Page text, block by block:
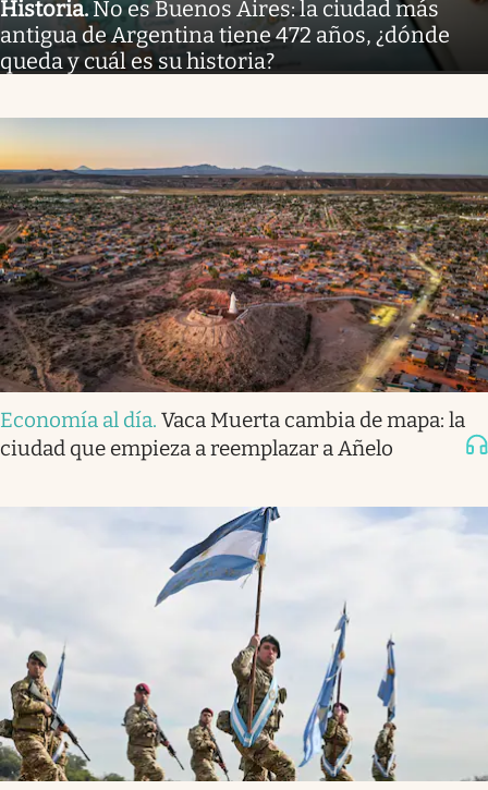
Historia. No es Buenos Aires: la ciudad más
antigua de Argentina tiene 472 años, ¿dónde
queda y cuál es su historia?
Economía al día. Vaca Muerta cambia de mapa: la
ciudad que empieza a reemplazar a Añelo